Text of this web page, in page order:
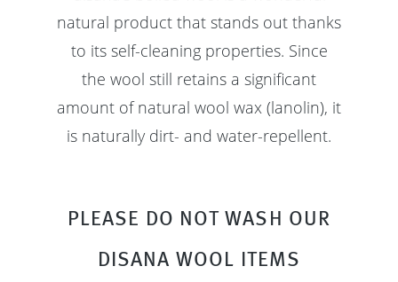
natural product that stands out thanks
to its self-cleaning properties. Since
the wool still retains a significant
amount of natural wool wax (lanolin), it
is naturally dirt- and water-repellent.
PLEASE DO NOT WASH OUR
DISANA WOOL ITEMS